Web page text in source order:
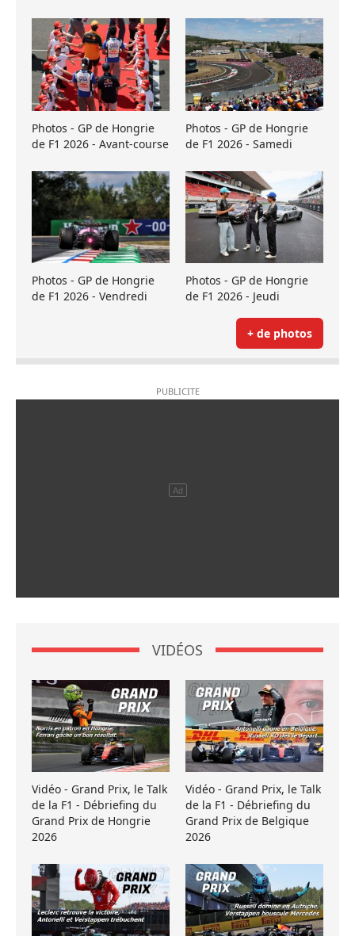
Photos - GP de Hongrie
de F1 2026 - Avant-course
Photos - GP de Hongrie
de F1 2026 - Samedi
Photos - GP de Hongrie
de F1 2026 - Vendredi
Photos - GP de Hongrie
de F1 2026 - Jeudi
+ de photos
VIDÉOS
Vidéo - Grand Prix, le Talk
de la F1 - Débriefing du
Grand Prix de Hongrie
2026
Vidéo - Grand Prix, le Talk
de la F1 - Débriefing du
Grand Prix de Belgique
2026